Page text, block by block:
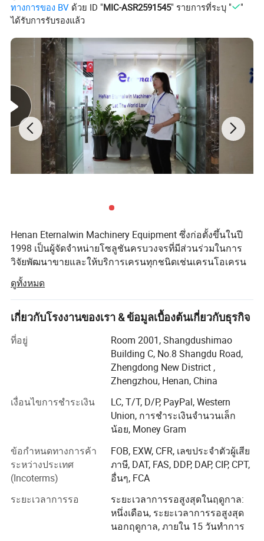
การบรรจุและการจัดส่ง
ทางการของ BV ด้วย ID "MIC-ASR2591545" รายการที่ระบุ "
"
ได้รับการรับรองแล้ว
Henan Eternalwin Machinery Equipment ซึ่งก่อตั้งขึ้นในปี
1998 เป็นผู้จัดจำหน่ายโซลูชันครบวงจรที่มีส่วนร่วมในการ
วิจัยพัฒนาขายและให้บริการเครนทุกชนิดเช่นเครนโอเครน
ยกระดับสะพานเครนเครนเครนของปั้นจั่นปั้นจั่นเรือเดิน
สมุทร เครื่องฉุดลากสำหรับเรือแพลตฟอร์มการยกเครื่องยก
บูมเครื่องยกสุญญากาศกระจกฟอร์คลิฟต์คลังสินค้าและอื่นๆ
เราตั้งอยู่ในเครนบ้านเกิดของเมือง Changyuan พร้อมด้วย
บริษัทของเราครอบคลุมพื้นที่ 90 ตารางเมตร 000 ตาราง
เมตรและมีพนักงาน 100 คน ทุ่มเทเพื่อการควบคุมคุณภาพที่
เข้มงวดและการบริการลูกค้าอย่างเอาใจใส่พนักงานที่มี
ของคุณและสร้างความมั่นใจว่าลูกค้าจะได้รับความพึงพอใจ
สูงสุด นอกจากนี้เรายังได้รับใบรับรอง CE หรือ
จังหวัดทั่วประเทศจีนจะส่งออกไปยังลูกค้าในกว่า 100
ประเทศ เรายังยินดีต้อนรับการสั่งซื้อ OEM และ ODM อีกด้วย
ด้วยการยึดถือหลักการทางธุรกิจของผลประโยชน์เราจึงมีชื่อ
เสียงที่เชื่อถือได้ในหมู่ลูกค้าของเราเนื่องจากบริการระดับมือ
อาชีพผลิตภัณฑ์ที่มีคุณภาพและราคาที่แข่งขันได้ ไม่ว่าจะ
เป็นการเลือกผลิตภัณฑ์ปัจจุบันจากแคตตาล็อกของเราหรือ
ดูทั้งหมด
เกี่ยวกับโรงงานของเรา & ข้อมูลเบื้องต้นเกี่ยวกับธุรกิจ
ที่อยู่
Room 2001, Shangdushimao
Building C, No.8 Shangdu Road,
Zhengdong New District ,
Zhengzhou, Henan, China
เงื่อนไขการชำระเงิน
LC, T/T, D/P, PayPal, Western
Union, การชำระเงินจำนวนเล็ก
น้อย, Money Gram
ข้อกำหนดทางการค้า
ระหว่างประเทศ
(Incoterms)
FOB, EXW, CFR, เลขประจำตัวผู้เสีย
ภาษี, DAT, FAS, DDP, DAP, CIP, CPT,
อื่นๆ, FCA
ระยะเวลาการรอ
ระยะเวลาการรอสูงสุดในฤดูกาล:
หนึ่งเดือน, ระยะเวลาการรอสูงสุด
นอกฤดูกาล, ภายใน 15 วันทำการ